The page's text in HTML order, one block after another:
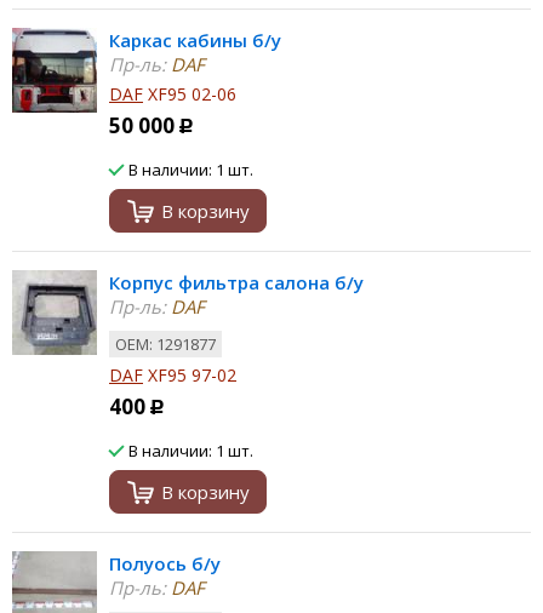
Каркас кабины б/у
Пр-ль:DAF
DAF XF95 02-06
50 000 Р
В наличии: 1 шт.
В корзину
Корпус фильтра салона б/у
Пр-ль:DAF
ОЕМ: 1291877
DAF XF95 97-02
400 Р
В наличии: 1 шт.
В корзину
Полуось б/у
Пр-ль:DAF